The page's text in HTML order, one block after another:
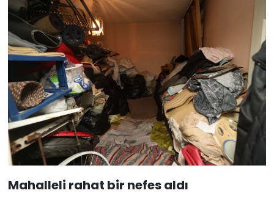
Mahalleli rahat bir nefes aldı